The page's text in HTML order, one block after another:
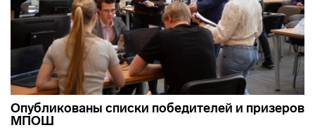
Опубликованы списки победителей и призеров
МПОШ